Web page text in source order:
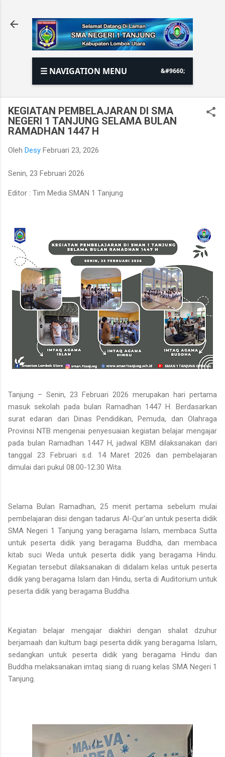
☰ NAVIGATION MENU
KEGIATAN PEMBELAJARAN DI SMA
NEGERI 1 TANJUNG SELAMA BULAN
RAMADHAN 1447 H
Oleh Desy Februari 23, 2026
Senin, 23 Februari 2026
Editor : Tim Media SMAN 1 Tanjung
Tanjung – Senin, 23 Februari 2026 merupakan hari pertama
masuk sekolah pada bulan Ramadhan 1447 H. Berdasarkan
surat edaran dari Dinas Pendidikan, Pemuda, dan Olahraga
Provinsi NTB mengenai penyesuaian kegiatan belajar mengajar
pada bulan Ramadhan 1447 H, jadwal KBM dilaksanakan dari
tanggal 23 Februari s.d. 14 Maret 2026 dan pembelajaran
dimulai dari pukul 08.00-12.30 Wita.
Selama Bulan Ramadhan, 25 menit pertama sebelum mulai
pembelajaran diisi dengan tadarus Al-Qur’an untuk peserta didik
SMA Negeri 1 Tanjung yang beragama Islam, membaca Sutta
untuk peserta didik yang beragama Buddha, dan membaca
kitab suci Weda untuk peserta didik yang beragama Hindu.
Kegiatan tersebut dilaksanakan di didalam kelas untuk peserta
didik yang beragama Islam dan Hindu, serta di Auditorium untuk
peserta didik yang beragama Buddha.
Kegiatan belajar mengajar diakhiri dengan shalat dzuhur
berjamaah dan kultum bagi peserta didik yang beragama Islam,
sedangkan untuk peserta didik yang beragama Hindu dan
Buddha melaksanakan imtaq siang di ruang kelas SMA Negeri 1
Tanjung.